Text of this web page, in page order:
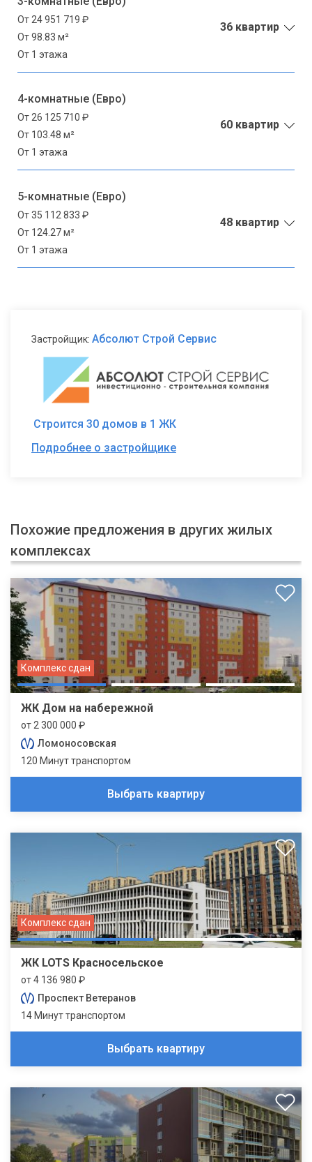
От 24 951 719 ₽
От 98.83 м²
От 1 этажа
36 квартир
4-комнатные (Евро)
От 26 125 710 ₽
От 103.48 м²
От 1 этажа
60 квартир
5-комнатные (Евро)
От 35 112 833 ₽
От 124.27 м²
От 1 этажа
48 квартир
Застройщик: Абсолют Строй Сервис
Строится 30 домов в 1 ЖК
Подробнее о застройщике
Похожие предложения в других жилых
комплексах
Комплекс сдан
ЖК Дом на набережной
от 2 300 000 ₽
Ломоносовская
120 Минут транспортом
Выбрать квартиру
Комплекс сдан
ЖК LOTS Красносельское
от 4 136 980 ₽
Проспект Ветеранов
14 Минут транспортом
Выбрать квартиру